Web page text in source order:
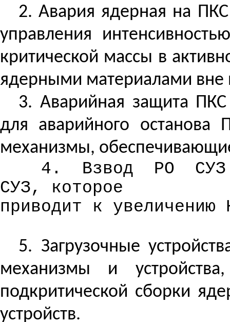
2. Авария ядерная на
управления
критической массы в
ядерными материалами вне
3. Аварийная защита ПКС
для аварийного
механизмы,
4. Взвод РО
СУЗ
СУЗ, которое
приводит к увеличению
5. Загрузочные
механизмы и
подкритической сборки
устройств.